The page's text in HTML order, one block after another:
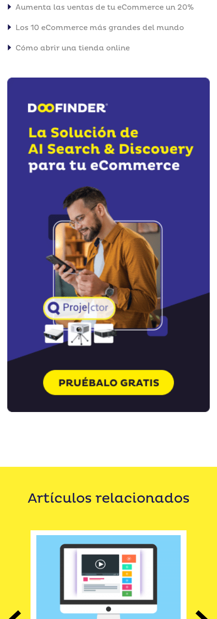
Aumenta las ventas de tu eCommerce un 20%
Los 10 eCommerce más grandes del mundo
Cómo abrir una tienda online
Artículos relacionados